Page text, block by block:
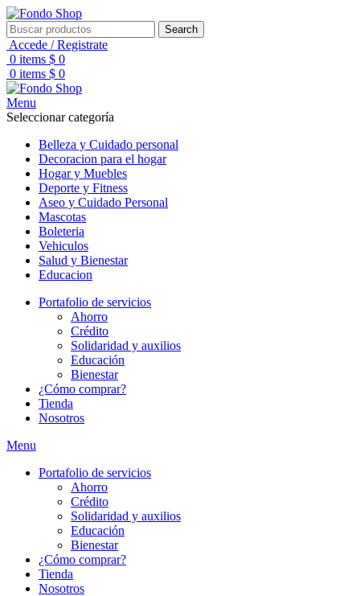
Search
Accede / Registrate
0 items $ 0
0 items $ 0
Menu
Seleccionar categoría
Belleza y Cuidado personal
Decoracion para el hogar
Hogar y Muebles
Deporte y Fitness
Aseo y Cuidado Personal
Mascotas
Boleteria
Vehiculos
Salud y Bienestar
Educacion
Portafolio de servicios
Ahorro
Crédito
Solidaridad y auxilios
Educación
Bienestar
¿Cómo comprar?
Tienda
Nosotros
Menu
Portafolio de servicios
Ahorro
Crédito
Solidaridad y auxilios
Educación
Bienestar
¿Cómo comprar?
Tienda
Nosotros